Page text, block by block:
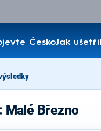
ČeskoJak
Malé Březno